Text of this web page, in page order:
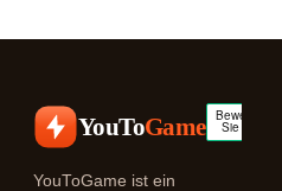
YouToGame
YouToGame ist ein